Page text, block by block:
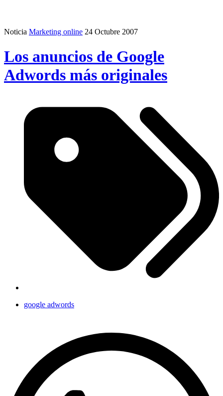
Noticia Marketing online 24 Octubre 2007
Los anuncios de Google
Adwords más originales
google adwords